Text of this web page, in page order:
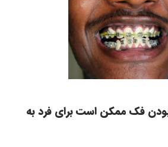
فک ممکن است برای فرد به